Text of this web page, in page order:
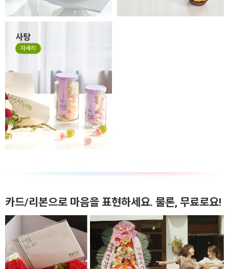
사탕
자세히
카드/리본으로 마음을 표현하세요. 물론, 무료로요!